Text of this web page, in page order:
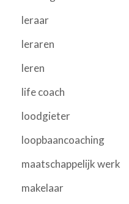
leraar
leraren
leren
life coach
loodgieter
loopbaancoaching
maatschappelijk werk
makelaar